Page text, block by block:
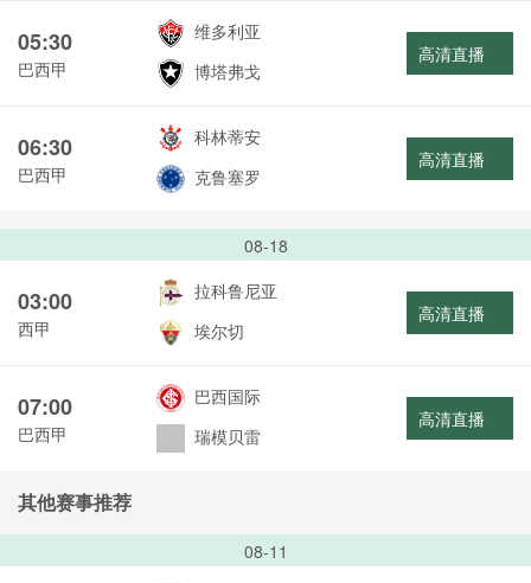
05:30
巴西甲
维多利亚
博塔弗戈
高清直播
06:30
巴西甲
科林蒂安
克鲁塞罗
高清直播
08-18
03:00
西甲
拉科鲁尼亚
埃尔切
高清直播
07:00
巴西甲
巴西国际
瑞模贝雷
高清直播
其他赛事推荐
08-11